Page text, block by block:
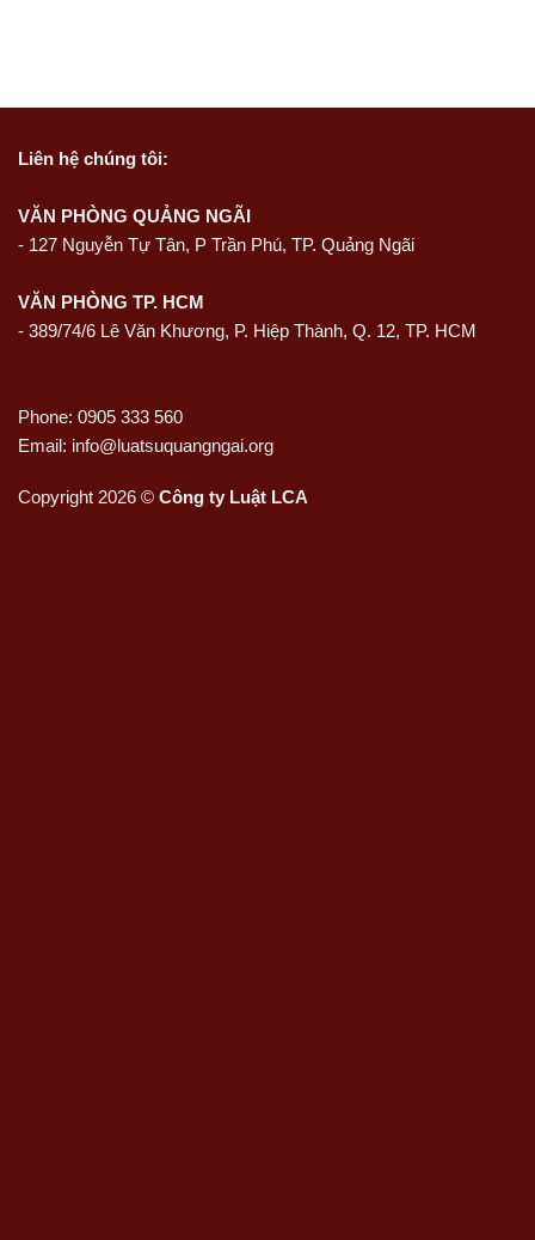
Liên hệ chúng tôi:
VĂN PHÒNG QUẢNG NGÃI
- 127 Nguyễn Tự Tân, P Trần Phú, TP. Quảng Ngãi
VĂN PHÒNG TP. HCM
- 389/74/6 Lê Văn Khương, P. Hiệp Thành, Q. 12, TP. HCM
Phone: 0905 333 560
Email: info@luatsuquangngai.org
Copyright 2026 © Công ty Luật LCA